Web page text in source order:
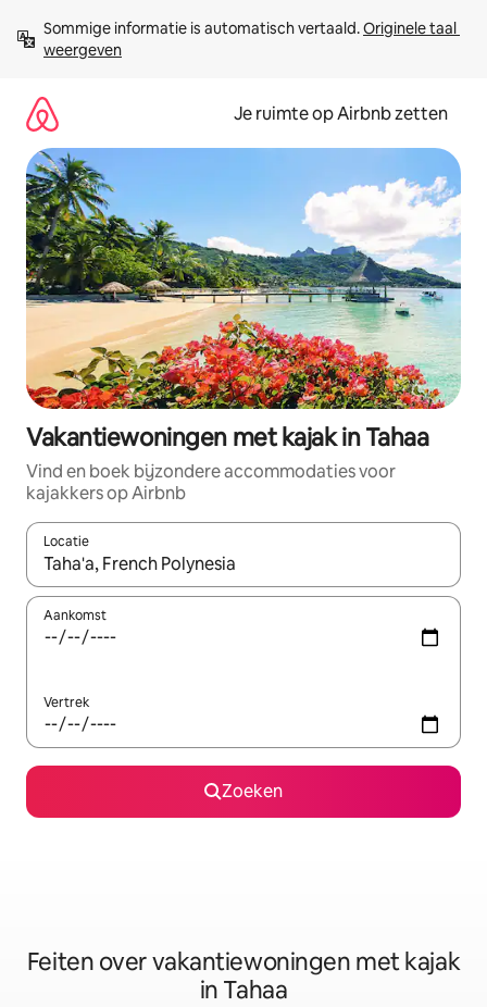
direct
naar
Sommige informatie is automatisch vertaald. Originele taal
weergeven
Je ruimte op Airbnb zetten
Vakantiewoningen met kajak in Tahaa
Vind en boek bijzondere accommodaties voor
kajakkers op Airbnb
Locatie
Wanneer er suggesties beschikbaar zijn, maak je een keuze
Aankomst
Vertrek
Zoeken
Feiten over vakantiewoningen met kajak
in Tahaa